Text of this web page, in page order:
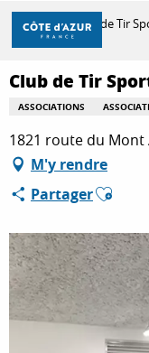
Aller
contenu
principal
À FAIRE
Accueil Club de Tir
Club de Tir
ASSOCIATIONS
1821 route du Mont
M'y rendre
PartagerAjouter